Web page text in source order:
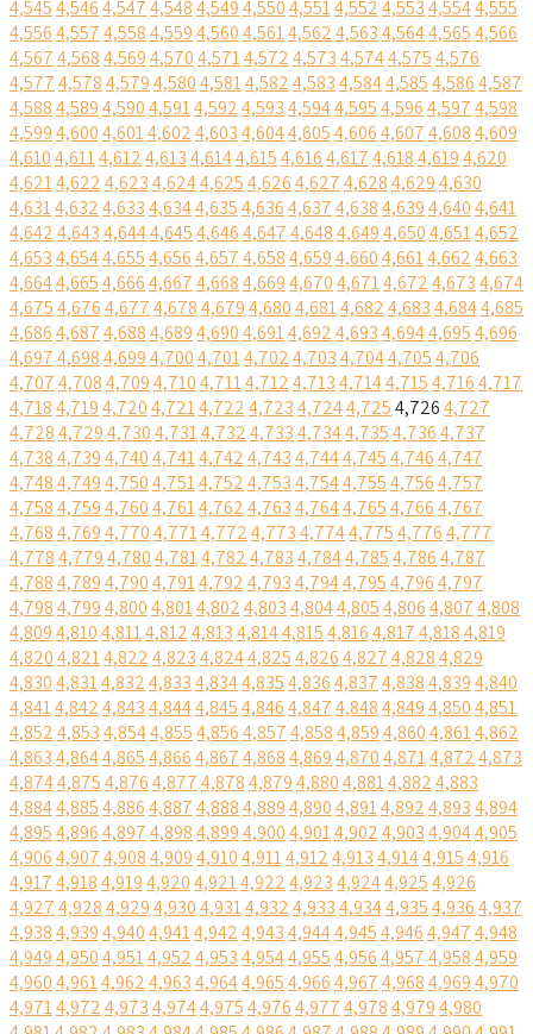
4,5454,5464,5474,5484,5494,5504,5514,5524,5534,5544,555
4,5564,5574,5584,5594,5604,5614,5624,5634,5644,5654,566
4,5674,5684,5694,5704,5714,5724,5734,5744,5754,576
4,5774,5784,5794,5804,5814,5824,5834,5844,5854,5864,587
4,5884,5894,5904,5914,5924,5934,5944,5954,5964,5974,598
4,5994,6004,6014,6024,6034,6044,6054,6064,6074,6084,609
4,6104,6114,6124,6134,6144,6154,6164,6174,6184,6194,620
4,6214,6224,6234,6244,6254,6264,6274,6284,6294,630
4,6314,6324,6334,6344,6354,6364,6374,6384,6394,6404,641
4,6424,6434,6444,6454,6464,6474,6484,6494,6504,6514,652
4,6534,6544,6554,6564,6574,6584,6594,6604,6614,6624,663
4,6644,6654,6664,6674,6684,6694,6704,6714,6724,6734,674
4,6754,6764,6774,6784,6794,6804,6814,6824,6834,6844,685
4,6864,6874,6884,6894,6904,6914,6924,6934,6944,6954,696
4,6974,6984,6994,7004,7014,7024,7034,7044,7054,706
4,7074,7084,7094,7104,7114,7124,7134,7144,7154,7164,717
4,7184,7194,7204,7214,7224,7234,7244,7254,7264,727
4,7284,7294,7304,7314,7324,7334,7344,7354,7364,737
4,7384,7394,7404,7414,7424,7434,7444,7454,7464,747
4,7484,7494,7504,7514,7524,7534,7544,7554,7564,757
4,7584,7594,7604,7614,7624,7634,7644,7654,7664,767
4,7684,7694,7704,7714,7724,7734,7744,7754,7764,777
4,7784,7794,7804,7814,7824,7834,7844,7854,7864,787
4,7884,7894,7904,7914,7924,7934,7944,7954,7964,797
4,7984,7994,8004,8014,8024,8034,8044,8054,8064,8074,808
4,8094,8104,8114,8124,8134,8144,8154,8164,8174,8184,819
4,8204,8214,8224,8234,8244,8254,8264,8274,8284,829
4,8304,8314,8324,8334,8344,8354,8364,8374,8384,8394,840
4,8414,8424,8434,8444,8454,8464,8474,8484,8494,8504,851
4,8524,8534,8544,8554,8564,8574,8584,8594,8604,8614,862
4,8634,8644,8654,8664,8674,8684,8694,8704,8714,8724,873
4,8744,8754,8764,8774,8784,8794,8804,8814,8824,883
4,8844,8854,8864,8874,8884,8894,8904,8914,8924,8934,894
4,8954,8964,8974,8984,8994,9004,9014,9024,9034,9044,905
4,9064,9074,9084,9094,9104,9114,9124,9134,9144,9154,916
4,9174,9184,9194,9204,9214,9224,9234,9244,9254,926
4,9274,9284,9294,9304,9314,9324,9334,9344,9354,9364,937
4,9384,9394,9404,9414,9424,9434,9444,9454,9464,9474,948
4,9494,9504,9514,9524,9534,9544,9554,9564,9574,9584,959
4,9604,9614,9624,9634,9644,9654,9664,9674,9684,9694,970
4,9714,9724,9734,9744,9754,9764,9774,9784,9794,980